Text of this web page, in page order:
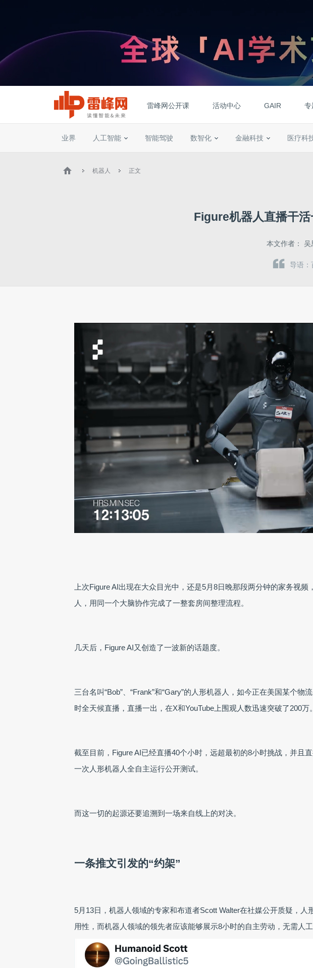
雷峰网公开课 活动中心 GAIR 专
业界 人工智能 智能驾驶 数智化 金融科技 医疗科
机器人 正文
Figure机器人直播干
本文作者： 吴
导语：
上次Figure AI出现在大众目光中，还是5月8日晚那段两分钟的家务视频
人，用同一个大脑协作完成了一整套房间整理流程。
几天后，Figure AI又创造了一波新的话题度。
三台名叫“Bob”、“Frank”和“Gary”的人形机器人，如今正在美国某个物
时全天候直播，直播一出，在X和YouTube上围观人数迅速突破了200万。
截至目前，Figure AI已经直播40个小时，远超最初的8小时挑战，并且
一次人形机器人全自主运行公开测试。
而这一切的起源还要追溯到一场来自线上的对决。
一条推文引发的“约架”
5月13日，机器人领域的专家和布道者Scott Walter在社媒公开质疑，
用性，而机器人领域的领先者应该能够展示8小时的自主劳动，无需人工